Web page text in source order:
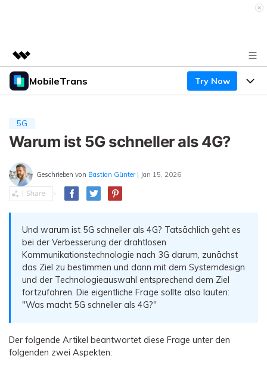
Top-Produkte
Dienstprogramme
Überblick
Über uns
Presseraum
Shop
Support
MobileTrans Try Now
Desktop
Funktionen
Funktionen
Lösungen
Ressourcen
Handydatenübertragung
WhatsApp Manager
Übertragung anderer Apps
WEITERE THEMEN ERKUNDEN
Preise für Windows
Preise für die App
Geschäftsplan
Lernen & Unterstützung
Wettbewerbe & Events
Lernen
Hilfe erhalten
Suche
Herunterladen
5G
Warum ist 5G schneller als 4G?
Geschrieben von Bastian Günter | Jan 15, 2026
Und warum ist 5G schneller als 4G? Tatsächlich geht es
bei der Verbesserung der drahtlosen
Kommunikationstechnologie nach 3G darum, zunächst
das Ziel zu bestimmen und dann mit dem Systemdesign
und der Technologieauswahl entsprechend dem Ziel
fortzufahren. Die eigentliche Frage sollte also lauten:
"Was macht 5G schneller als 4G?"
Der folgende Artikel beantwortet diese Frage unter den
folgenden zwei Aspekten: